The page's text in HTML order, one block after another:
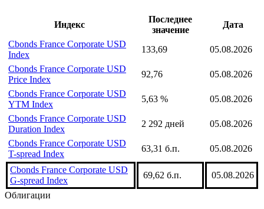
Индекс
Последнее
значение
Дата
Cbonds France Corporate USD
Index
133,69
05.08.2026
Cbonds France Corporate USD
Price Index
92,76
05.08.2026
Cbonds France Corporate USD
YTM Index
5,63 %
05.08.2026
Cbonds France Corporate USD
Duration Index
2 292 дней
05.08.2026
Cbonds France Corporate USD
T-spread Index
63,31 б.п. 05.08.2026
Cbonds France Corporate USD
G-spread Index
69,62 б.п.
05.08.2026
Облигации